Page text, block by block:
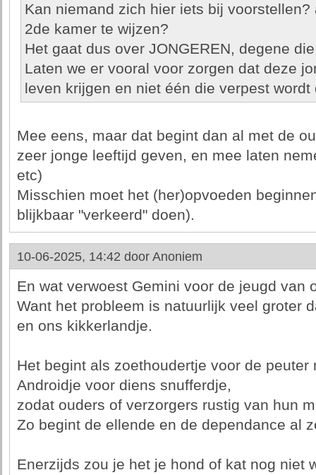
Kan niemand zich hier iets bij
2de kamer te wijzen?
Het gaat dus over JONGEREN, degene
Laten we er vooral voor zorgen dat deze
leven krijgen en niet één die verpest
Mee eens, maar dat begint dan al met de
zeer jonge leeftijd geven, en mee laten
etc)
Misschien moet het (her)opvoeden
blijkbaar "verkeerd" doen).
10-06-2025, 14:42 door Anoniem
En wat verwoest Gemini voor de jeugd van
Want het probleem is natuurlijk veel groter
en ons kikkerlandje.
Het begint als zoethoudertje voor de
Androidje voor diens snufferdje,
zodat ouders of verzorgers rustig van hun
Zo begint de ellende en de dependance al
Enerzijds zou je het je hond of kat nog niet